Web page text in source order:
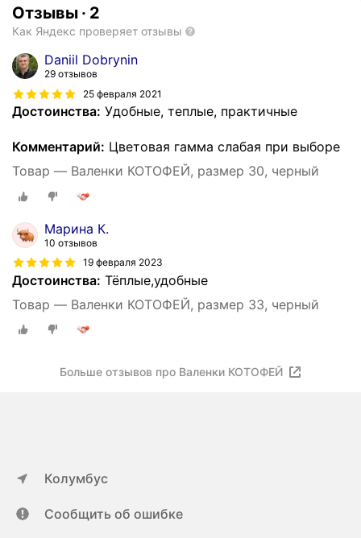
Отзывы · 2
Как Яндекс проверяет отзывы
Daniil Dobrynin
29 отзывов
25 февраля 2021
Достоинства: Удобные, теплые, практичные
Комментарий: Цветовая гамма слабая при выборе
Товар — Валенки КОТОФЕЙ, размер 30, черный
Марина К.
10 отзывов
19 февраля 2023
Достоинства: Тёплые,удобные
Товар — Валенки КОТОФЕЙ, размер 33, черный
Больше отзывов про Валенки КОТОФЕЙ
Колумбус
Сообщить об ошибке